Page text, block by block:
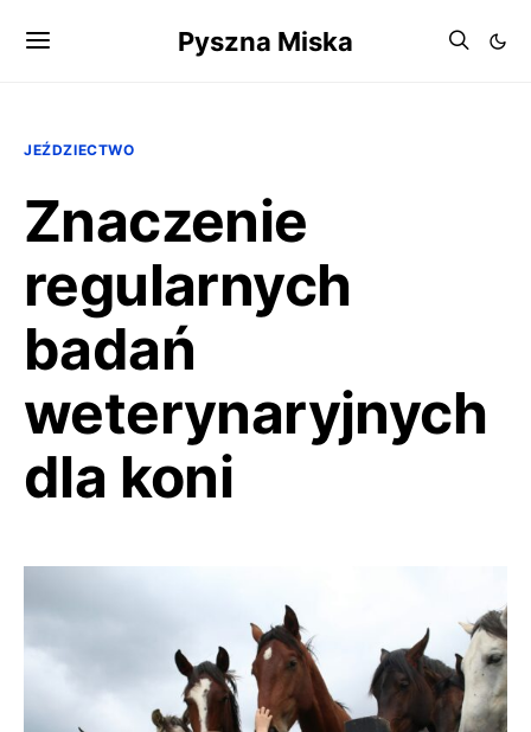
Pyszna Miska
JEŹDZIECTWO
Znaczenie
regularnych
badań
weterynaryjnych
dla koni